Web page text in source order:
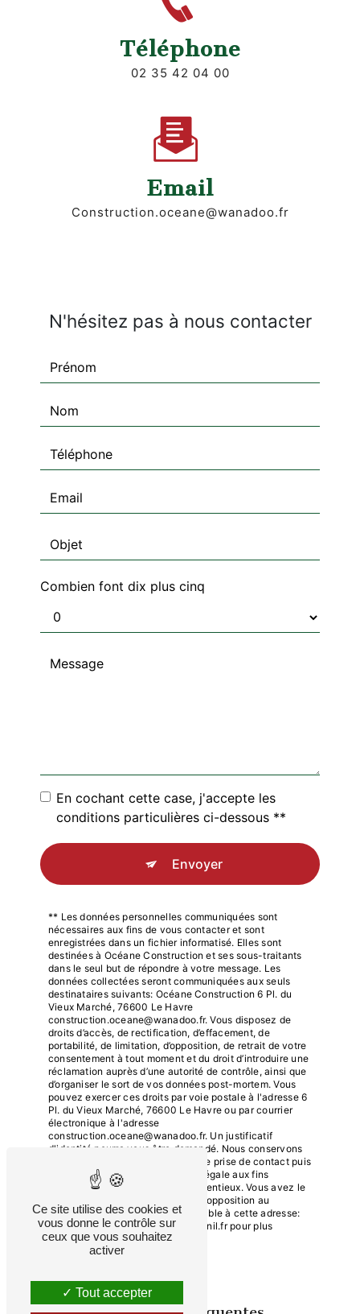
Téléphone
02 35 42 04 00
Email
construction.oceane@wanadoo.fr
N'hésitez pas à nous contacter
Combien font dix plus cinq
En cochant cette case, j'accepte les
conditions particulières ci-dessous **
Envoyer
** Les données personnelles communiquées sont
nécessaires aux fins de vous contacter et sont
enregistrées dans un fichier informatisé. Elles sont
destinées à Océane Construction et ses sous-traitants
dans le seul but de répondre à votre message. Les
données collectées seront communiquées aux seuls
destinataires suivants: Océane Construction 6 Pl. du
Vieux Marché, 76600 Le Havre
construction.oceane@wanadoo.fr. Vous disposez de
droits d’accès, de rectification, d’effacement, de
portabilité, de limitation, d’opposition, de retrait de votre
consentement à tout moment et du droit d’introduire une
réclamation auprès d’une autorité de contrôle, ainsi que
d’organiser le sort de vos données post-mortem. Vous
pouvez exercer ces droits par voie postale à l'adresse 6
Pl. du Vieux Marché, 76600 Le Havre ou par courrier
électronique à l'adresse
construction.oceane@wanadoo.fr. Un justificatif
d'identité pourra vous être demandé. Nous conservons
vos données pendant la période de prise de contact puis
pendant la durée de prescription légale aux fins
probatoires et de gestion des contentieux. Vous avez le
droit de vous inscrire sur la liste d'opposition au
démarchage téléphonique, disponible à cette adresse:
Bloctel.gouv.fr. Consultez le site cnil.fr pour plus
d’informations sur vos droits.
Ce site utilise des cookies et
vous donne le contrôle sur
ceux que vous souhaitez
activer
Tout accepter